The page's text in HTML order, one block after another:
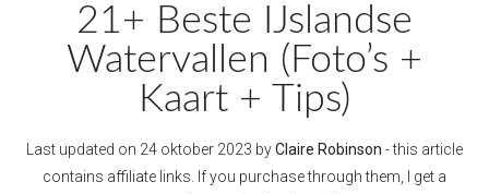
21+ Beste IJslandse
Watervallen (Foto’s +
Kaart + Tips)
Last updated on 24 oktober 2023 byClaire Robinson - this article
contains affiliate links. If you purchase through them, I get a